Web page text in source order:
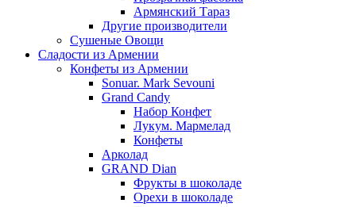
Армянский Тараз
Другие производители
Сушеные Овощи
Сладости из Армении
Конфеты из Армении
Sonuar. Mark Sevouni
Grand Candy
Набор Конфет
Лукум. Мармелад
Конфеты
Арколад
GRAND Dian
Фрукты в шоколаде
Орехи в шоколаде